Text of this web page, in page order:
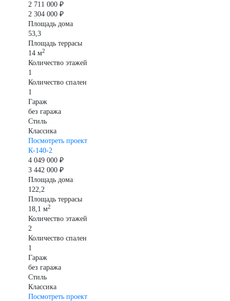
2 711 000 ₽
2 304 000 ₽
Площадь дома
53,3
Площадь террасы
14 м2
Количество этажей
1
Количество спален
1
Гараж
без гаража
Стиль
Классика
Посмотреть проект
К-140-2
4 049 000 ₽
3 442 000 ₽
Площадь дома
122,2
Площадь террасы
18,1 м2
Количество этажей
2
Количество спален
1
Гараж
без гаража
Стиль
Классика
Посмотреть проект